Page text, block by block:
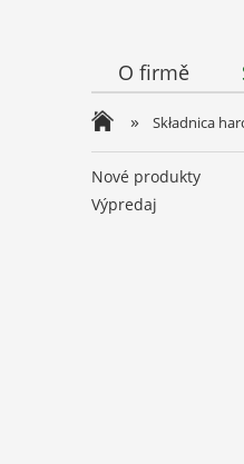
O firmě
» Składnica
Nové produkty
Výpredaj